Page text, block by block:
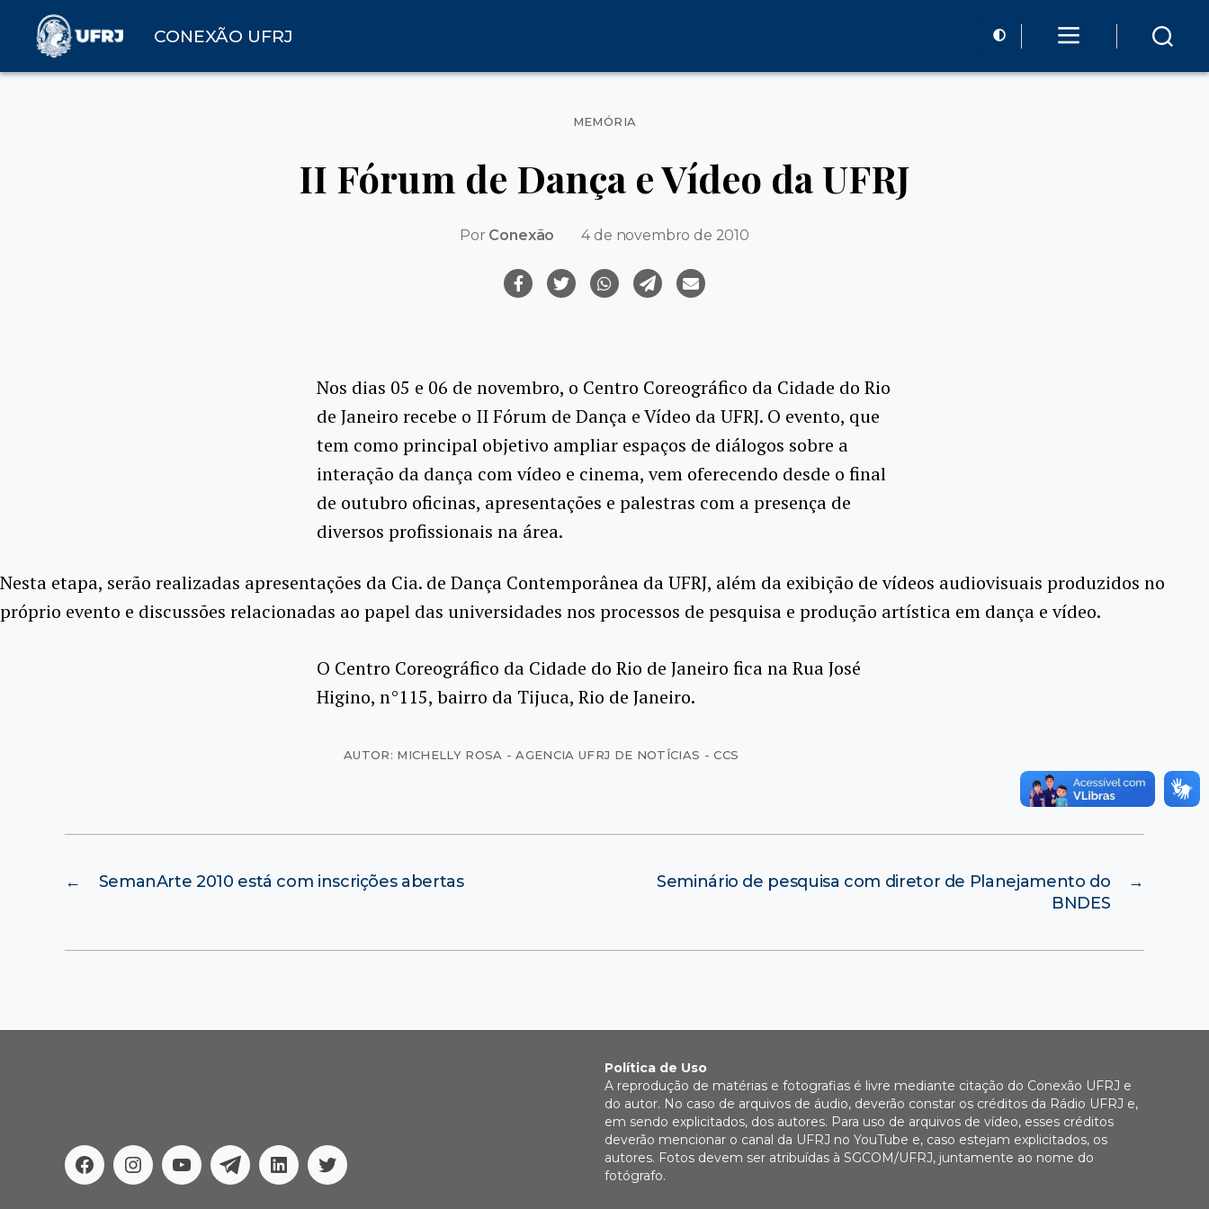
CONEXÃO UFRJ
Categorias
MEMÓRIA
II Fórum de Dança e Vídeo da UFRJ
Por Conexão 4 de novembro de 2010
Nos dias 05 e 06 de novembro, o Centro Coreográfico da Cidade do Rio
de Janeiro recebe o II Fórum de Dança e Vídeo da UFRJ. O evento, que
tem como principal objetivo ampliar espaços de diálogos sobre a
interação da dança com vídeo e cinema, vem oferecendo desde o final
de outubro oficinas, apresentações e palestras com a presença de
diversos profissionais na área.
Nesta etapa, serão realizadas apresentações da Cia. de Dança Contemporânea da UFRJ, além da exibição de vídeos audiovisuais produzidos no
próprio evento e discussões relacionadas ao papel das universidades nos processos de pesquisa e produção artística em dança e vídeo.
O Centro Coreográfico da Cidade do Rio de Janeiro fica na Rua José
Higino, n°115, bairro da Tijuca, Rio de Janeiro.
AUTOR: MICHELLY ROSA - AGENCIA UFRJ DE NOTÎCIAS - CCS
← SemanArte 2010 está com inscrições abertas →
Seminário de pesquisa com diretor de Planejamento do
BNDES
FacebookInstagram
YoutubeTelegramLinkedinTwitter
Política de Uso
A reprodução de matérias e fotografias é livre mediante citação do Conexão UFRJ e
do autor. No caso de arquivos de áudio, deverão constar os créditos da Rádio UFRJ e,
em sendo explicitados, dos autores. Para uso de arquivos de vídeo, esses créditos
deverão mencionar o canal da UFRJ no YouTube e, caso estejam explicitados, os
autores. Fotos devem ser atribuídas à SGCOM/UFRJ, juntamente ao nome do
fotógrafo.